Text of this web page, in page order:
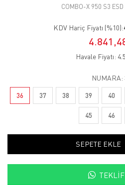
COMBO-X 950 S3 ESD
KDV Hariç Fiyatı (%10):
Havale Fiyatı:
NUMARA:
36 37 38 39 40
45 46
SEPETE EKLE
TEKLIF